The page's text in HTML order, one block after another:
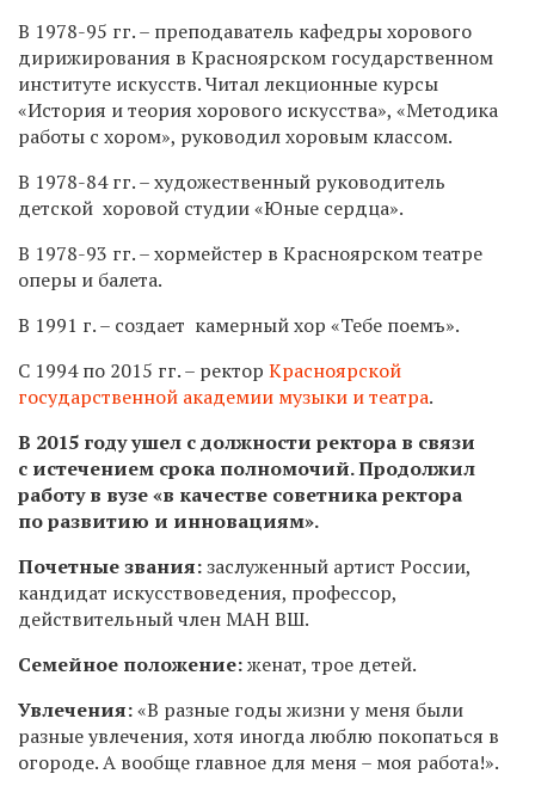
В 1978-95 гг. – преподаватель кафедры хорового
дирижирования в Красноярском государственном
институте искусств. Читал лекционные курсы
«История и теория хорового искусства», «Методика
работы с хором», руководил хоровым классом.
В 1978-84 гг. – художественный руководитель
детской хоровой студии «Юные сердца».
В 1978-93 гг. – хормейстер в Красноярском театре
оперы и балета.
В 1991 г. – создает камерный хор «Тебе поемъ».
С 1994 по 2015 гг. – ректор Красноярской
государственной академии музыки и театра.
В 2015 году ушел с должности ректора в связи
с истечением срока полномочий. Продолжил
работу в вузе «в качестве советника ректора
по развитию и инновациям».
Почетные звания:заслуженный артист России,
кандидат искусствоведения, профессор,
действительный член МАН ВШ.
Семейное положение:женат, трое детей.
Увлечения:«В разные годы жизни у меня были
разные увлечения, хотя иногда люблю покопаться в
огороде. А вообще главное для меня – моя работа!».